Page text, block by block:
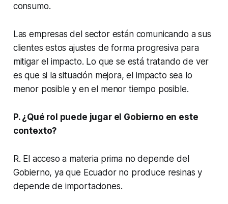
consumo.
Las empresas del sector están comunicando a sus
clientes estos ajustes de forma progresiva para
mitigar el impacto. Lo que se está tratando de ver
es que si la situación mejora, el impacto sea lo
menor posible y en el menor tiempo posible.
P. ¿Qué rol puede jugar el Gobierno en este
contexto?
R. El acceso a materia prima no depende del
Gobierno, ya que Ecuador no produce resinas y
depende de importaciones.